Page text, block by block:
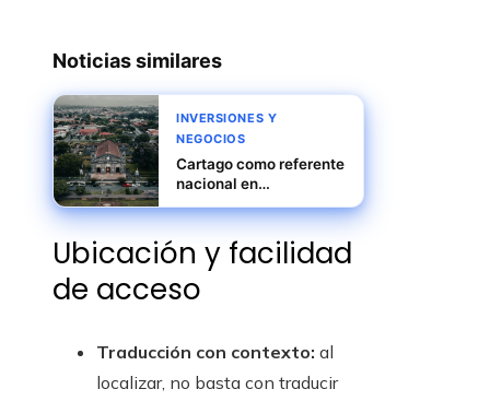
Noticias similares
INVERSIONES Y
NEGOCIOS
Cartago como referente
nacional en
crecimiento exportador
sostenible y
automatización
Ubicación y facilidad
de acceso
Traducción con contexto: al
localizar, no basta con traducir